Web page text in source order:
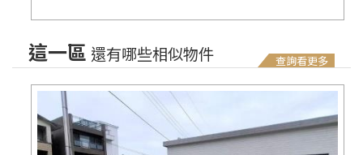
查詢看更多
這一區 還有哪些相似物件